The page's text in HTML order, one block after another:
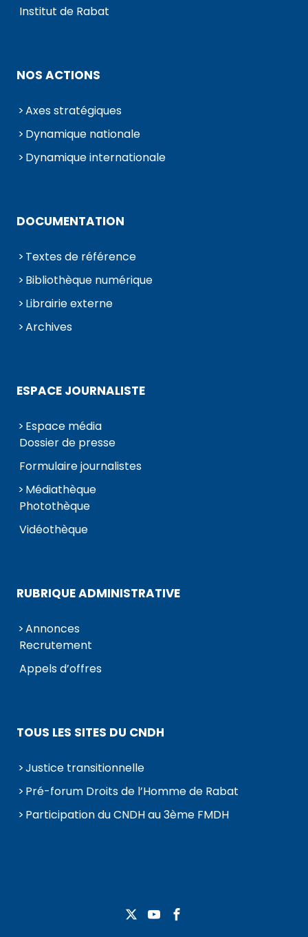
Institut de Rabat
NOS ACTIONS
Axes stratégiques
Dynamique nationale
Dynamique internationale
DOCUMENTATION
Textes de référence
Bibliothèque numérique
Librairie externe
Archives
ESPACE JOURNALISTE
Espace média
Dossier de presse
Formulaire journalistes
Médiathèque
Photothèque
Vidéothèque
RUBRIQUE ADMINISTRATIVE
Annonces
Recrutement
Appels d’offres
TOUS LES SITES DU CNDH
Justice transitionnelle
Pré-forum Droits de l’Homme de Rabat
Participation du CNDH au 3ème FMDH